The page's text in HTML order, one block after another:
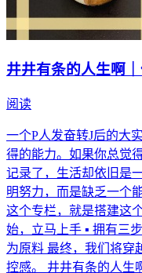
井井有条的人生啊
阅读
一个P人发奋转J后的大
得的能力。如果你总觉
记录了，生活却依旧是
明努力，而是缺乏一个
这个专栏，就是搭建这
始，立马上手 ▪️ 拥有三
为原料 最终，我们将穿
控感。 井井有条的人生